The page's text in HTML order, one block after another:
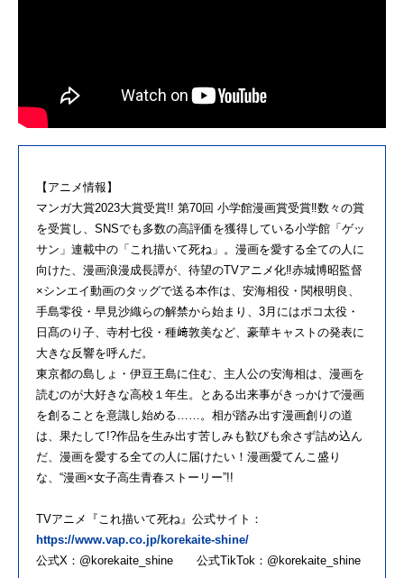
【アニメ情報】
マンガ大賞2023大賞受賞!! 第70回 小学館漫画賞受賞‼︎数々の賞
を受賞し、SNSでも多数の高評価を獲得している小学館「ゲッ
サン」連載中の「これ描いて死ね」。漫画を愛する全ての人に
向けた、漫画浪漫成長譚が、待望のTVアニメ化‼︎赤城博昭監督
×シンエイ動画のタッグで送る本作は、安海相役・関根明良、
手島零役・早見沙織らの解禁から始まり、3月にはポコ太役・
日髙のり子、寺村七役・種﨑敦美など、豪華キャストの発表に
大きな反響を呼んだ。
東京都の島しょ・伊豆王島に住む、主人公の安海相は、漫画を
読むのが大好きな高校１年生。とある出来事がきっかけで漫画
を創ることを意識し始める……。相が踏み出す漫画創りの道
は、果たして!?作品を生み出す苦しみも歓びも余さず詰め込ん
だ、漫画を愛する全ての人に届けたい！漫画愛てんこ盛り
な、“漫画×女子高生青春ストーリー”!!
TVアニメ『これ描いて死ね』公式サイト：
https://www.vap.co.jp/korekaite-shine/
公式X：@korekaite_shine 公式TikTok：@korekaite_shine